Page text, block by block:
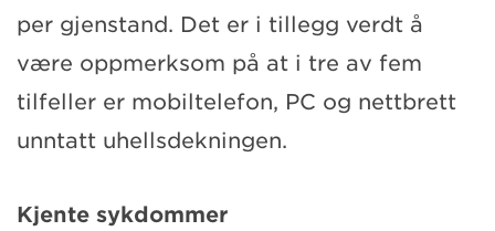
per gjenstand. Det er i tillegg verdt å
være oppmerksom på at i tre av fem
tilfeller er mobiltelefon, PC og nettbrett
unntatt uhellsdekningen.
Kjente sykdommer